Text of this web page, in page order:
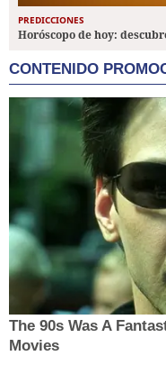
PREDICCIONES
Horóscopo de hoy:
CONTENIDO
The 90s Was A
Movies